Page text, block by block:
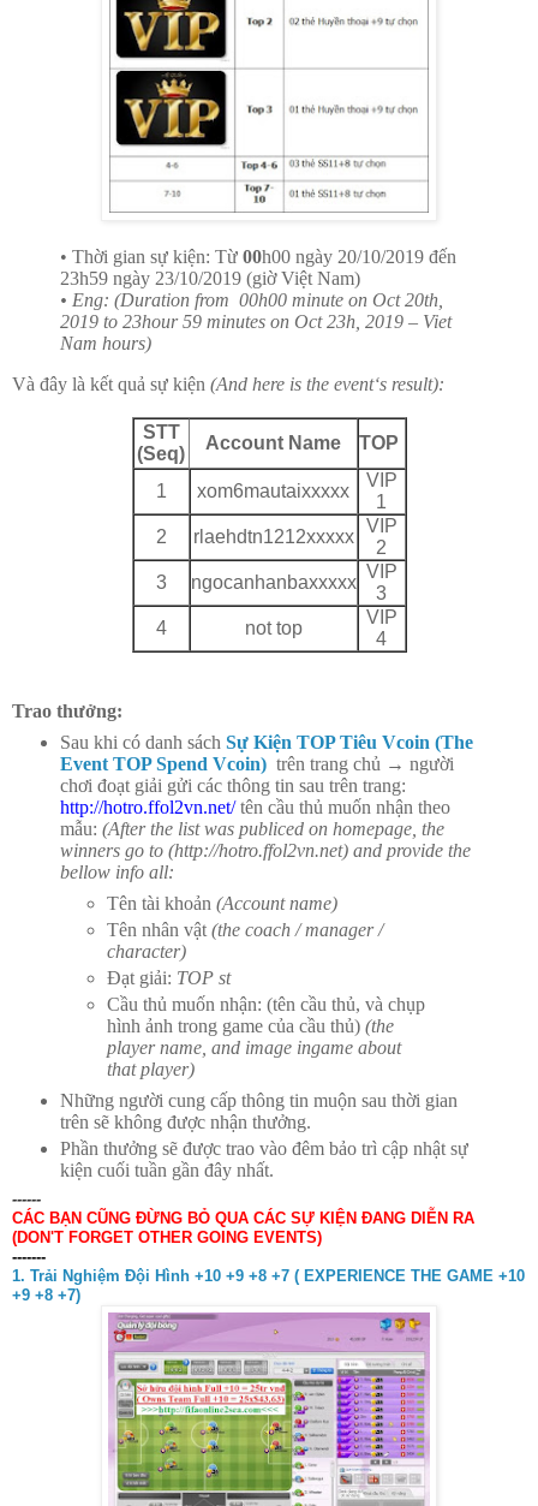
• Thời gian sự kiện: Từ 00h00 ngày 20/10/2019 đến
23h59 ngày 23/10/2019 (giờ Việt Nam)
• Eng: (Duration from 00h00 minute on Oct 20th,
2019 to 23hour 59 minutes on Oct 23h, 2019 – Viet
Nam hours)
Và đây là kết quả sự kiện (And here is the event‘s result):
STT
(Seq)
Account Name TOP
1 xom6mautaixxxxx
VIP
1
2
rlaehdtn1212xxxxx
VIP
2
3
ngocanhanbaxxxxx
VIP
3
4
not top
VIP
4
Trao thưởng:
Sau khi có danh sách Sự Kiện TOP Tiêu Vcoin (The
Event TOP Spend Vcoin)trên trang chủ → người
chơi đoạt giải gửi các thông tin sau trên trang:
http://hotro.ffol2vn.net/tên cầu thủ muốn nhận theo
mẫu: (After the list was publiced on homepage, the
winners go to (http://hotro.ffol2vn.net) and provide the
bellow info all:
Tên tài khoản (Account name)
Tên nhân vật(the coach / manager /
character)
Đạt giải: TOP st
Cầu thủ muốn nhận: (tên cầu thủ, và chụp
hình ảnh trong game của cầu thủ)(the
player name, and image ingame about
that player)
Những người cung cấp thông tin muộn sau thời gian
trên sẽ không được nhận thưởng.
Phần thưởng sẽ được trao vào đêm bảo trì cập nhật sự
kiện cuối tuần gần đây nhất.
------
CÁC BẠN CŨNG ĐỪNG BỎ QUA CÁC SỰ KIỆN ĐANG DIỄN RA
(DON'T FORGET OTHER GOING EVENTS)
-------
1. Trải Nghiệm Đội Hình +10 +9 +8 +7 ( EXPERIENCE THE GAME +10
+9 +8 +7)